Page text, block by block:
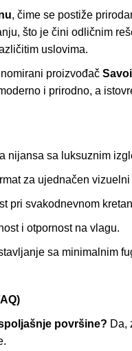
, čime se postiže
što je čini odličnim
uslovima.
proizvođač
i prirodno, a
nijansa sa luksuznim
za ujednačen vizuelni
pri svakodnevnom
i otpornost na vlagu.
sa minimalnim
površine? Da,